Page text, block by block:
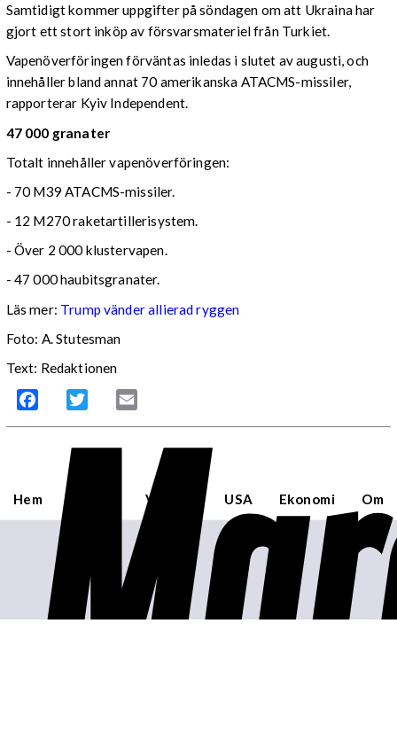
Samtidigt kommer uppgifter på söndagen om att Ukraina har
gjort ett stort inköp av försvarsmateriel från Turkiet.
Vapenöverföringen förväntas inledas i slutet av augusti, och
innehåller bland annat 70 amerikanska ATACMS-missiler,
rapporterar Kyiv Independent.
47 000 granater
Totalt innehåller vapenöverföringen:
- 70 M39 ATACMS-missiler.
- 12 M270 raketartillerisystem.
- Över 2 000 klustervapen.
- 47 000 haubitsgranater.
Läs mer: Trump vänder allierad ryggen
Foto: A. Stutesman
Text: Redaktionen
Facebook Twitter
Hem Världen USA Ekonomi Om